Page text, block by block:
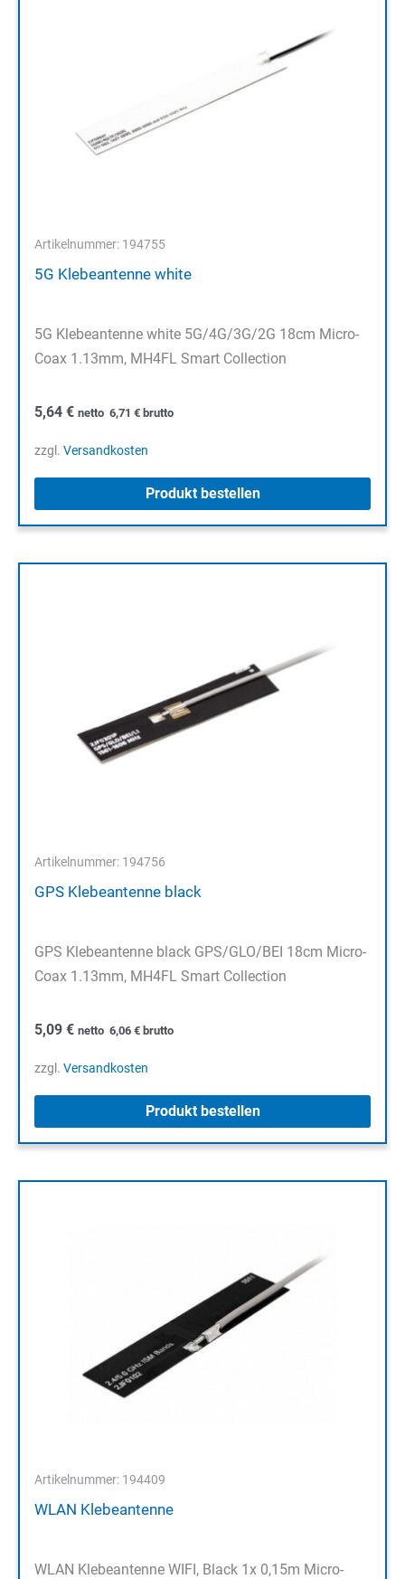
Artikelnummer: 194755
5G Klebeantenne white
5G Klebeantenne white 5G/4G/3G/2G 18cm Micro-
Coax 1.13mm, MH4FL Smart Collection
5,64 € netto 6,71 € brutto
zzgl. Versandkosten
Produkt bestellen
Artikelnummer: 194756
GPS Klebeantenne black
GPS Klebeantenne black GPS/GLO/BEI 18cm Micro-
Coax 1.13mm, MH4FL Smart Collection
5,09 € netto 6,06 € brutto
zzgl. Versandkosten
Produkt bestellen
Artikelnummer: 194409
WLAN Klebeantenne
WLAN Klebeantenne WIFI, Black 1x 0,15m Micro-